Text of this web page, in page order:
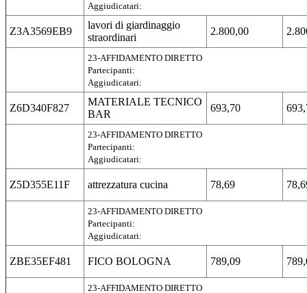
Aggiudicatari:
Z3A3569EB9
lavori di giardinaggio
straordinari
2.800,00
23-AFFIDAMENTO DIRETTO
Partecipanti:
Aggiudicatari:
Z6D340F827
MATERIALE TECNICO
BAR
693,70
23-AFFIDAMENTO DIRETTO
Partecipanti:
Aggiudicatari:
Z5D355E11F attrezzatura cucina 78,69
23-AFFIDAMENTO DIRETTO
Partecipanti:
Aggiudicatari:
ZBE35EF481 FICO BOLOGNA 789,09
23-AFFIDAMENTO DIRETTO